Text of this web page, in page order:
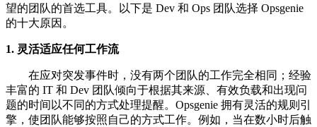
望的团队的首选工具。以下是 Dev 和 Ops 团队选择 Opsgenie
的十大原因。
1. 灵活适应任何工作流
在应对突发事件时，没有两个团队的工作完全相同；经验
丰富的 IT 和 Dev 团队倾向于根据其来源、有效负载和出现问
题的时间以不同的方式处理提醒。Opsgenie 拥有灵活的规则引
擎，使团队能够按照自己的方式工作。例如，当在数小时后触